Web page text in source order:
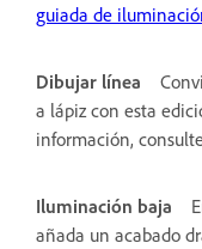
guiada de
Dibujar línea
a lápiz con esta
información,
Iluminación baja
añada un acabado